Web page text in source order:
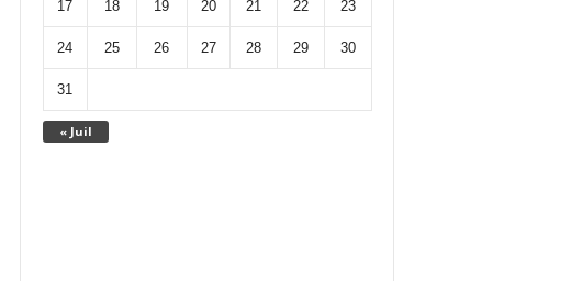
« Juil
17 18 19 20 21 22 23
24 25 26 27 28 29 30
31